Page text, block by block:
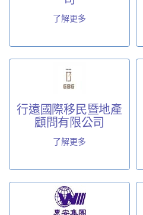
了解更多
行遠國際移民暨地產
顧問有限公司
了解更多